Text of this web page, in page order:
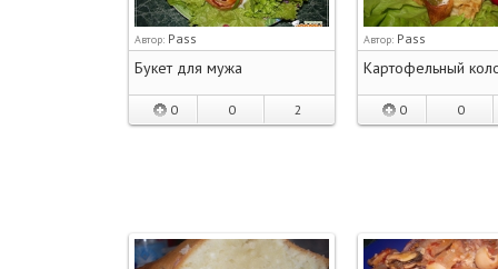
Автор: Pass
Букет для мужа
0 0 2
Автор: Pass
Картофельный
0 0